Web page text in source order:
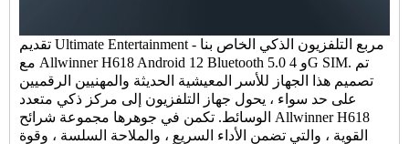
تقديم Ultimate Entertainment - مربع التلفزيون الذكي الخاص بنا
مع Allwinner H618 Android 12 Bluetooth 5.0 و 4G SIM. تم
تصميم هذا الجهاز للأسر المعيشية الحديثة والمهنيين الرقميين
على حد سواء ، يحول جهاز التلفزيون إلى مركز ذكي متعدد
الوسائط. تكمن في جوهرها مجموعة شرائح Allwinner H618
القوية ، والتي تضمن الأداء السريع ، والملاحة السلسة ، وقوة